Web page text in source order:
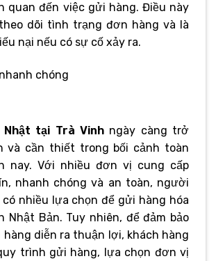
quan đến việc gửi hàng. Điều này
dõi tình trạng đơn hàng và là
nại nếu có sự cố xảy ra.
Nhật tại Trà Vinh ngày càng trở
và cần thiết trong bối cảnh toàn
nay. Với nhiều đơn vị cung cấp
nhanh chóng và an toàn, người
có nhiều lựa chọn để gửi hàng hóa
Nhật Bản. Tuy nhiên, để đảm bảo
diễn ra thuận lợi, khách hàng
trình gửi hàng, lựa chọn đơn vị